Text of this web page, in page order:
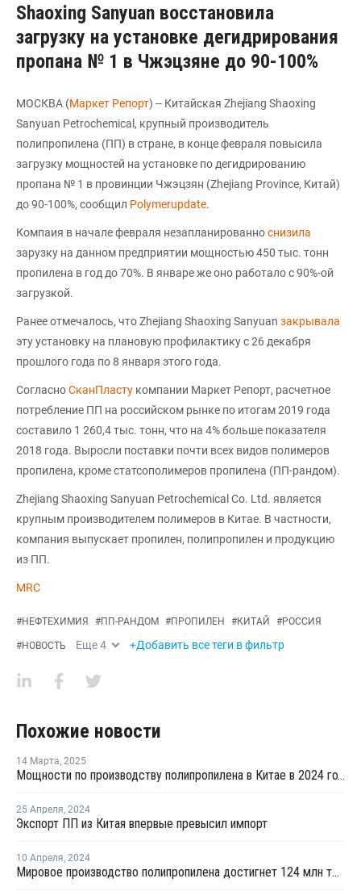
Shaoxing Sanyuan восстановила
загрузку на установке дегидрирования
пропана № 1 в Чжэцзяне до 90-100%
МОСКВА (Маркет Репорт) -- Китайская Zhejiang Shaoxing
Sanyuan Petrochemical, крупный производитель
полипропилена (ПП) в стране, в конце февраля повысила
загрузку мощностей на установке по дегидрированию
пропана № 1 в провинции Чжэцзян (Zhejiang Province, Китай)
до 90-100%, сообщил Polymerupdate.
Компаия в начале февраля незапланированноснизила
зарузку на данном предприятии мощностью 450 тыс. тонн
пропилена в год до 70%. В январе же оно работало с 90%-ой
загрузкой.
Ранее отмечалось, что Zhejiang Shaoxing Sanyuan закрывала
эту установку на плановую профилактику с 26 декабря
прошлого года по 8 января этого года.
СогласноСканПласту компании Маркет Репорт, расчетное
потребление ПП на российском рынке по итогам 2019 года
составило 1 260,4 тыс. тонн, что на 4% больше показателя
2018 года. Выросли поставки почти всех видов полимеров
пропилена, кроме статсополимеров пропилена (ПП-рандом).
Zhejiang Shaoxing Sanyuan Petrochemical Co. Ltd. является
крупным производителем полимеров в Китае. В частности,
компания выпускает пропилен, полипропилен и продукцию
из ПП.
MRC
#НЕФТЕХИМИЯ #ПП-РАНДОМ #ПРОПИЛЕН #КИТАЙ #РОССИЯ
#НОВОСТЬ Еще4 +Добавить все теги в фильтр
Похожие новости
14 Марта, 2025
Мощности по производству полипропилена в Китае в 2024 году выросли на 12,46%
25 Апреля, 2024
Экспорт ПП из Китая впервые превысил импорт
10 Апреля, 2024
Мировое производство полипропилена достигнет 124 млн тонн к 2032 году